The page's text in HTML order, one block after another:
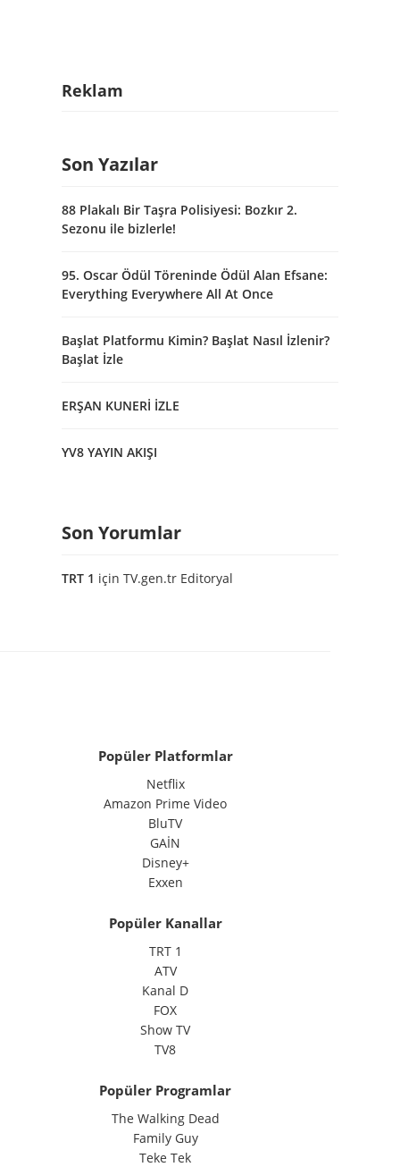
Reklam
Son Yazılar
88 Plakalı Bir Taşra Polisiyesi: Bozkır 2.
Sezonu ile bizlerle!
95. Oscar Ödül Töreninde Ödül Alan Efsane:
Everything Everywhere All At Once
Başlat Platformu Kimin? Başlat Nasıl İzlenir?
Başlat İzle
ERŞAN KUNERİ İZLE
YV8 YAYIN AKIŞI
Son Yorumlar
TRT 1 için TV.gen.tr Editoryal
Popüler Platformlar
Netflix
Amazon Prime Video
BluTV
GAİN
Disney+
Exxen
Popüler Kanallar
TRT 1
ATV
Kanal D
FOX
Show TV
TV8
Popüler Programlar
The Walking Dead
Family Guy
Teke Tek